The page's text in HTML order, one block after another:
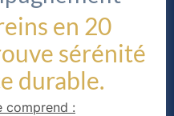
en 20
sérénité
durable.
comprend :